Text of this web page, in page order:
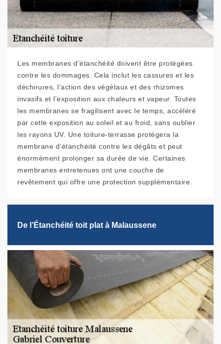
Les membranes d'étanchéité doivent être protégées
contre les dommages. Cela inclut les cassures et les
déchirures, l'action des végétaux et des rhizomes
invasifs et l'exposition aux chaleurs et vapeur. Toutes
les membranes se fragilisent avec le temps, accéléré
par cette exposition au soleil et au froid, sans oublier
les rayons UV. Une toiture-terrasse protégera la
membrane d’étanchéité contre les dégâts et peut
énormément prolonger sa durée de vie. Certaines
membranes entretenues ont une couche de
revêtement qui offre une protection supplémentaire.
De l’Étanchéité toit plat à Malaussene